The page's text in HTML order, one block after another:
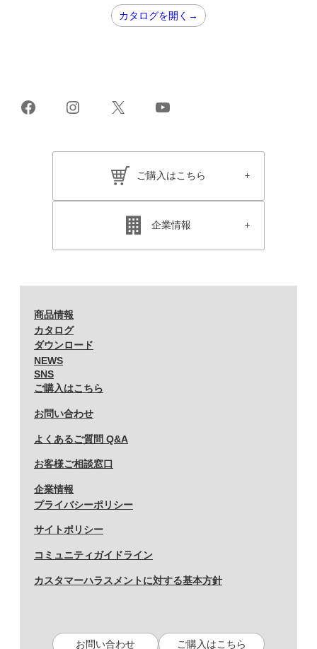
カタログを開く→
FacebookInstagram
X YouTube
ご購入はこちら
企業情報
商品情報
カタログ
ダウンロード
NEWS
SNS
ご購入はこちら
お問い合わせ
よくあるご質問 Q&A
お客様ご相談窓口
企業情報
プライバシーポリシー
サイトポリシー
コミュニティガイドライン
カスタマーハラスメントに対する基本方針
お問い合わせ ご購入はこちら